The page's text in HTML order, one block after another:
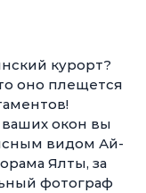
курорт?
оно плещется
окон вы
видом Ай-
Ялты, за
фотограф